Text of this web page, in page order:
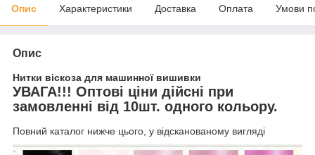
Опис Характеристики Доставка Оплата Умови
Опис
Нитки віскоза для машинної вишивки
УВАГА!!! Оптові ціни дійсні при
замовленні від 10шт. одного кольору.
Повний каталог нижче цього, у відсканованому вигляді